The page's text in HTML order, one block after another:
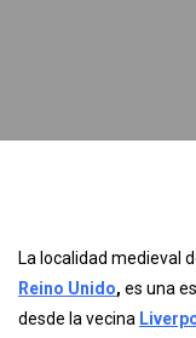
La localidad medieval
Reino Unido, es una
desde la vecina